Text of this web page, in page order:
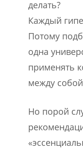
делать?
Каждый
Потому
одна
применять
между
Но порой